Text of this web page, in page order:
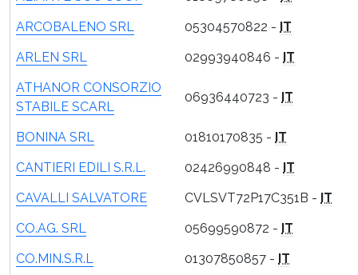
ARCOBALENO SRL
05304570822 - IT
ARLEN SRL
02993940846 - IT
ATHANOR CONSORZIO
STABILE SCARL
06936440723 - IT
BONINA SRL 01810170835 - IT
CANTIERI EDILI S.R.L.
02426990848 - IT
CAVALLI SALVATORE
CVLSVT72P17C351B - IT
CO.AG. SRL
05699590872 - IT
CO.MIN.S.R.L
01307850857 - IT